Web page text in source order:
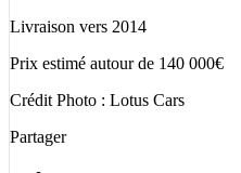
Livraison vers 2014
Prix estimé autour de 140 000€
Crédit Photo : Lotus Cars
Partager